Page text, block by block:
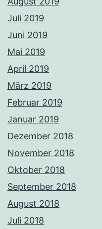
Juli 2019
Juni 2019
Mai 2019
April 2019
März 2019
Februar 2019
Januar 2019
Dezember 2018
November 2018
Oktober 2018
September 2018
August 2018
Juli 2018